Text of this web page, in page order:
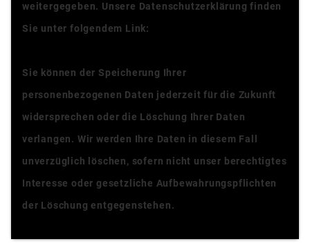
weitergegeben. Unsere Datenschutzerklärung finden
Sie unter folgendem Link:
Sie können der Speicherung Ihrer
personenbezogenen Daten jederzeit für die Zukunft
widersprechen oder die Löschung Ihrer Daten
verlangen. Wir werden Ihre Daten in diesem Fall
unverzüglich löschen, sofern nicht unser berechtigtes
Interesse oder gesetzliche Aufbewahrungspflichten
der Löschung entgegenstehen.